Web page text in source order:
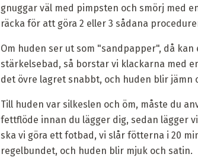
gnuggar väl med pimpsten och smörj med
räcka för att göra 2 eller 3 sådana
Om huden ser ut som "sandpapper", då
stärkelsebad, så borstar vi klackarna med
det övre lagret snabbt, och huden blir jämn
Till huden var silkeslen och öm, måste du
fettflöde innan du lägger dig, sedan lägger
ska vi göra ett fotbad, vi slår fötterna i 20
regelbundet, och huden blir mjuk och satin.